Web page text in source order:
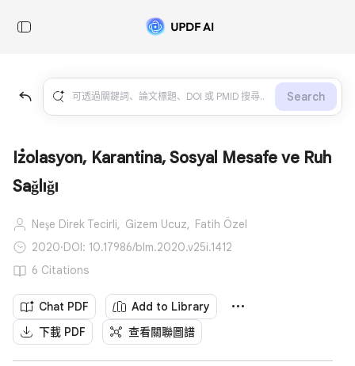
Search
İzolasyon, Karantina, Sosyal Mesafe ve Ruh
Sağlığı
Neşe Direk Tecirli, Gizem Ucuz, Fatih Özel
2020·DOI: 10.17986/blm.2020.v25i.1412
6 Citations
Chat PDF
Add to Library
下載 PDF
查看關聯圖譜